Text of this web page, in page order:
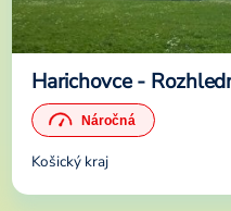
Harichovce -
Košický kraj